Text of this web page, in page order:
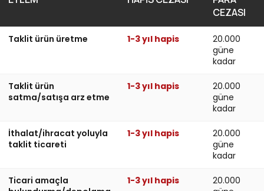
CEZASI
Taklit ürün üretme 1-3 yıl hapis
20.000
güne
kadar
Taklit ürün
satma/satışa arz etme
1-3 yıl hapis
20.000
güne
kadar
İthalat/ihracat yoluyla
taklit ticareti
1-3 yıl hapis
20.000
güne
kadar
Ticari amaçla
1-3 yıl hapis
20.000